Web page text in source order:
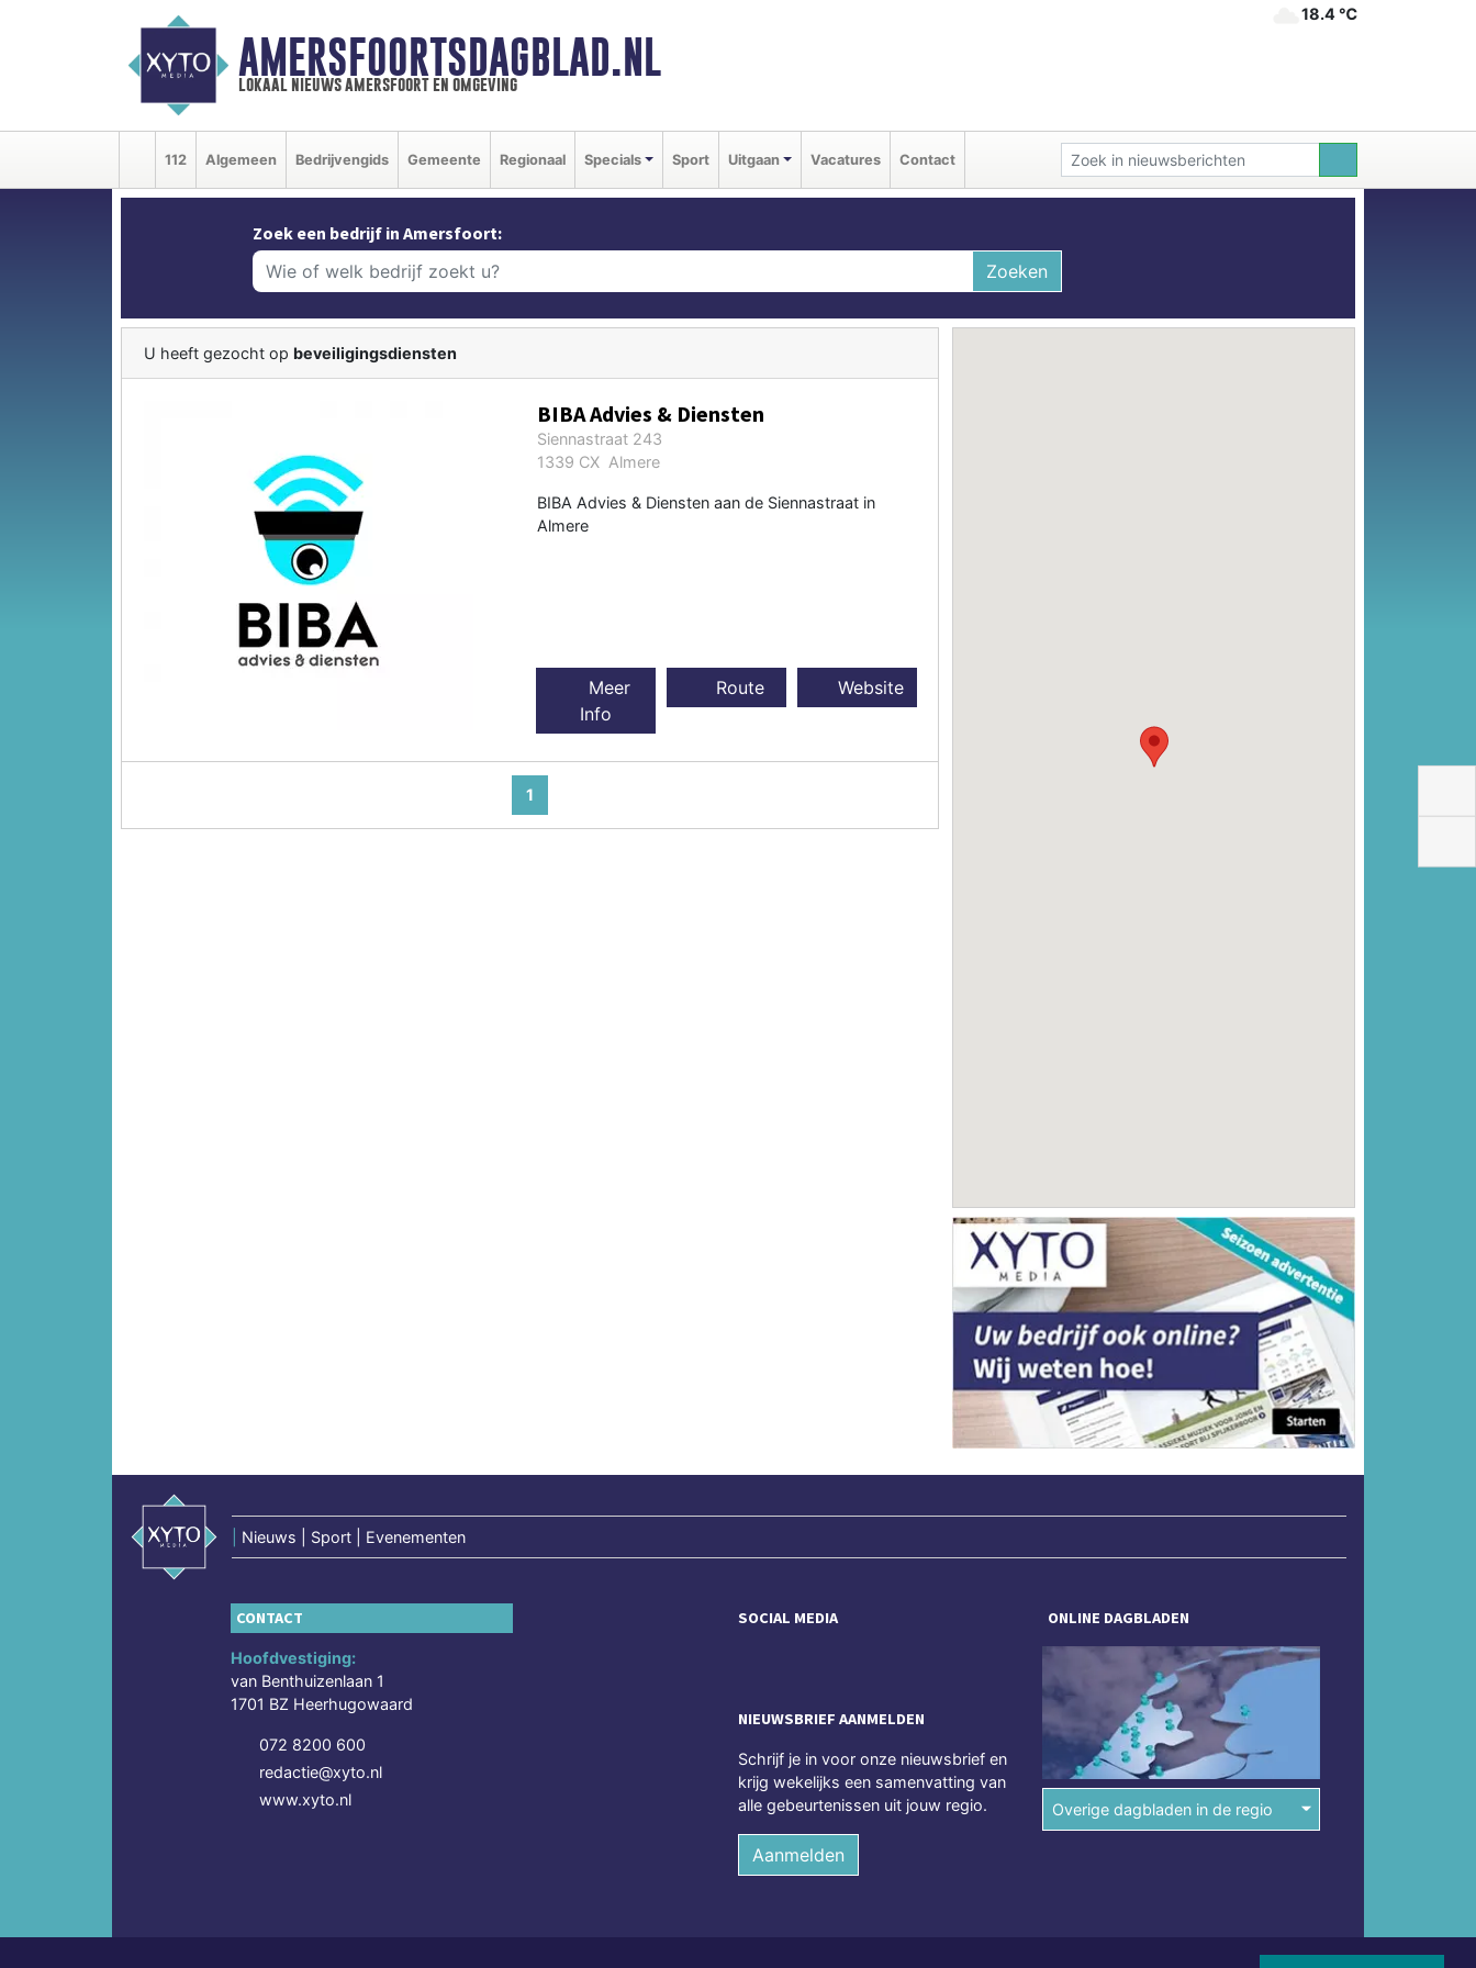
AMERSFOORTSDAGBLAD.NL
lokaal nieuws amersfoort en omgeving
18.4 ℃
112 Algemeen Bedrijvengids Gemeente Regionaal Specials Sport Uitgaan Vacatures Contact
Zoek een bedrijf in Amersfoort:
Zoeken
U heeft gezocht op beveiligingsdiensten
BIBA Advies & Diensten
Siennastraat 243
1339 CX Almere
BIBA Advies & Diensten aan de Siennastraat in
Almere
Meer
Info
Route Website
1
Nieuws | Sport | Evenementen
CONTACT
Hoofdvestiging:
van Benthuizenlaan 1
1701 BZ Heerhugowaard
072 8200 600
redactie@xyto.nl
www.xyto.nl
SOCIAL MEDIA
NIEUWSBRIEF AANMELDEN
Schrijf je in voor onze nieuwsbrief en
krijg wekelijks een samenvatting van
alle gebeurtenissen uit jouw regio.
Aanmelden
ONLINE DAGBLADEN
Overige dagbladen in de regio